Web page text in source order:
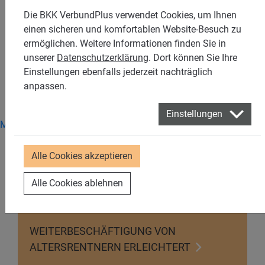
Jahreswechsel in der
Sozialversicherung
Wie jedes Jahr bringt auch der Neujahrstag 2026
zahlreiche Änderungen in der Sozialversicherung mit
sich. Neben einer ganzen Reihe von fachlichen
Neuerungen gelten auch wieder aktualisierte
RECHENGRÖSSEN, GRENZWERTE UND T
ERMINE 2026
WEITERBESCHÄFTIGUNG VON
ALTERSRENTNERN ERLEICHTERT
Mobbing im Job – ein unterschätztes ProblemSachbezugswerte für 2026
Die BKK VerbundPlus verwendet Cookies, um Ihnen
einen sicheren und komfortablen Website-Besuch zu
ermöglichen. Weitere Informationen finden Sie in
unserer Datenschutzerklärung. Dort können Sie Ihre
Einstellungen ebenfalls jederzeit nachträglich
anpassen.
Einstellungen
Alle Cookies akzeptieren
Alle Cookies ablehnen